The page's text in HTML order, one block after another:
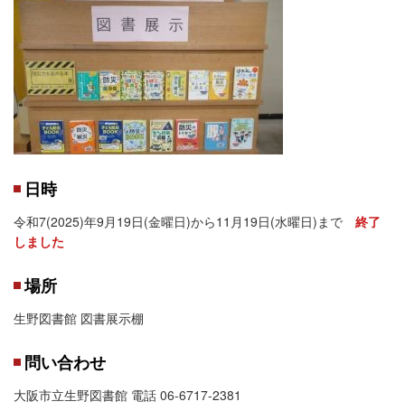
日時
令和7(2025)年9月19日(金曜日)から11月19日(水曜日)まで 終了
しました
場所
生野図書館 図書展示棚
問い合わせ
大阪市立生野図書館 電話 06-6717-2381